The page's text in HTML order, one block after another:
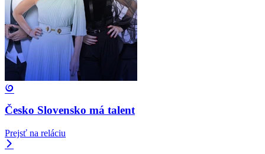
Česko Slovensko má talent
Prejsť na reláciu